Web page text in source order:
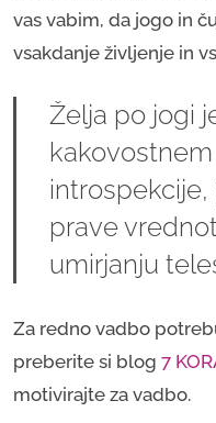
vas vabim, da jogo in
vsakdanje življenje in
Želja po jogi
prave
umirjanju
Za redno vadbo
preberite si blog 7
motivirajte za vadbo.